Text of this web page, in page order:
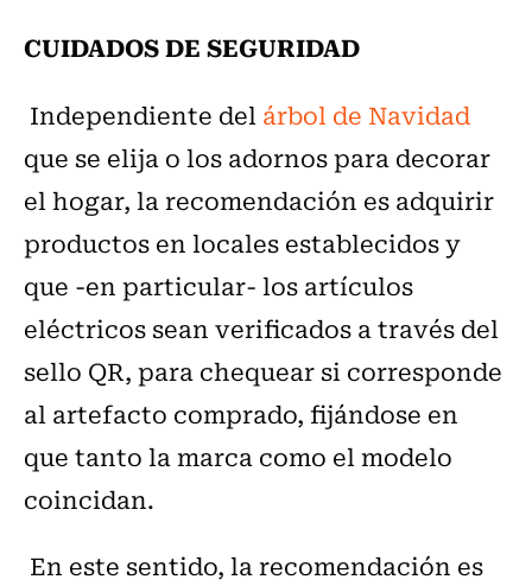
CUIDADOS DE SEGURIDAD
Independiente delárbol de Navidad
que se elija o los adornos para decorar
el hogar, la recomendación es adquirir
productos en locales establecidos y
que -en particular- los artículos
eléctricos sean verificados a través del
sello QR, para chequear si corresponde
al artefacto comprado, fijándose en
que tanto la marca como el modelo
coincidan.
En este sentido, la recomendación es